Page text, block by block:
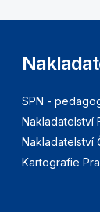
SPN -
Nakladatelství
Nakladatelství
Kartografie